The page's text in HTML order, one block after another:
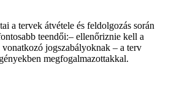
a tervek átvétele és feldolgozás során
teendői:– ellenőriznie kell a
jogszabályoknak – a terv
megfogalmazottakkal.